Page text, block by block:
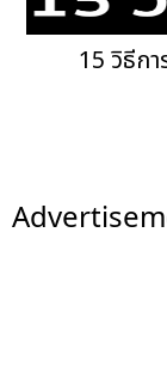
15 วิธีก